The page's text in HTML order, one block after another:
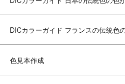
DICカラーガイド フランスの伝統色
色見本作成